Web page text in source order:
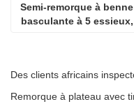
Semi-remorque à benne
basculante à 5 essieux,